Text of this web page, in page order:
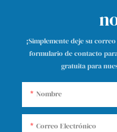
¡Simplemente deje su
formulario de contacto
gratuita para
Nombre
Correo Electrónico